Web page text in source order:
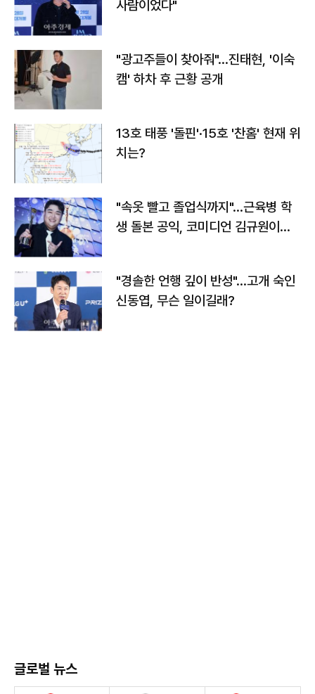
사람이었다"
"광고주들이 찾아줘"…진태현, '이숙
캠' 하차 후 근황 공개
13호 태풍 '돌핀'·15호 '찬홈' 현재 위
치는?
"속옷 빨고 졸업식까지"…근육병 학
생 돌본 공익, 코미디언 김규원이었
"경솔한 언행 깊이 반성"…고개 숙인
신동엽, 무슨 일이길래?
글로벌 뉴스